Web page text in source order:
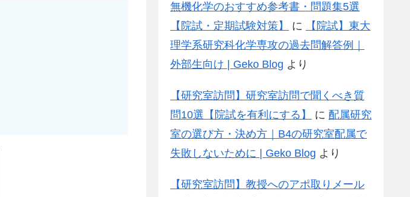
無機化学のおすすめ参考書・問題集5選
【院試・定期試験対策】
に
【院試】東大
理学系研究科化学専攻の過去問解答例｜
外部生向け | Geko Blog より
【研究室訪問】研究室訪問で聞くべき質
問10選【院試を有利にする】
に 配属研究
室の選び方・決め方｜B4の研究室配属で
失敗しないために | Geko Blog より
【研究室訪問】教授へのアポ取りメール